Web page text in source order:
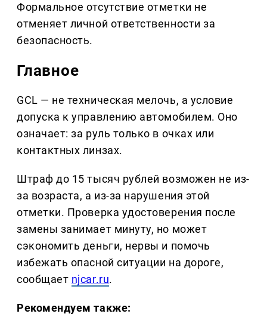
Формальное отсутствие отметки не
отменяет личной ответственности за
безопасность.
Главное
GCL — не техническая мелочь, а условие
допуска к управлению автомобилем. Оно
означает: за руль только в очках или
контактных линзах.
Штраф до 15 тысяч рублей возможен не из-
за возраста, а из-за нарушения этой
отметки. Проверка удостоверения после
замены занимает минуту, но может
сэкономить деньги, нервы и помочь
избежать опасной ситуации на дороге,
сообщает njcar.ru.
Рекомендуем также: